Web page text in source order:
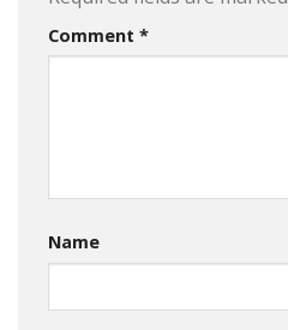
Comment *
Name